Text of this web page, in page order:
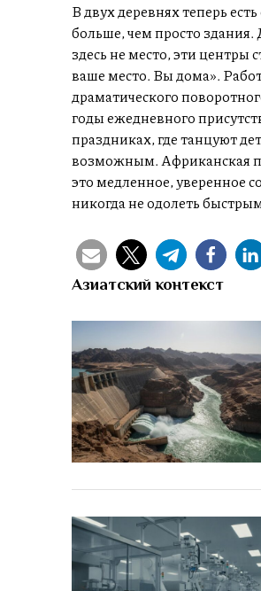
В двух деревнях теперь
больше, чем просто
здесь не место, эти
ваше место. Вы дома».
драматического
годы ежедневного
праздниках, где танцуют
возможным. Африканская
это медленное, уверенное
никогда не одолеть
Азиатский контекст